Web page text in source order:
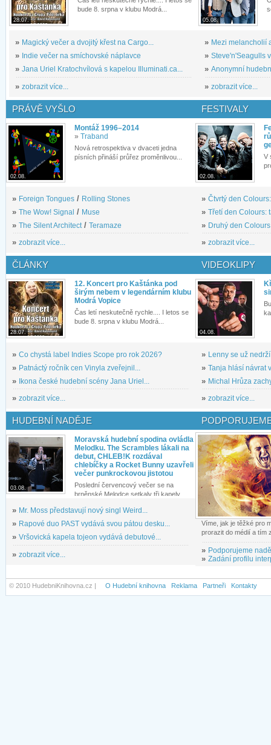
28.07.
bude 8. srpna v klubu Modrá...
» Magický večer a dvojitý křest na Cargo...
» Indie večer na smíchovské náplavce
» Jana Uriel Kratochvílová s kapelou Illuminati.ca...
» zobrazit více...
05.08.
» Mezi melancholií
» Steve'n'Seagulls
» Anonymní
» zobrazit více...
PRÁVĚ VYŠLO
02.08.
Montáž 1996–2014
» Traband
Nová retrospektiva v dvaceti jedna
písních přináší průřez proměnlivou...
» Foreign Tongues / Rolling Stones
» The Wow! Signal / Muse
» The Silent Architect / Teramaze
» zobrazit více...
FESTIVALY
02.08.
V
» Čtvrtý den
» Třetí den Colours:
» Druhý den
» zobrazit více...
ČLÁNKY
28.07.
12. Koncert pro Kaštánka pod
širým nebem v legendárním klubu
Modrá Vopice
Čas letí neskutečně rychle.... I letos se
bude 8. srpna v klubu Modrá...
» Co chystá label Indies Scope pro rok 2026?
» Patnáctý ročník cen Vinyla zveřejnil...
»
Ikona české hudební scény Jana Uriel...
» zobrazit více...
VIDEOKLIPY
04.08.
» Lenny se už
» Tanja hlásí návrat
» Michal Hrůza
» zobrazit více...
HUDEBNÍ NADĚJE
03.08.
Moravská hudební spodina ovládla
Melodku. The Scrambles lákali na
debut, CHLEB!K rozdával
chlebíčky a Rocket Bunny uzavřeli
večer punkrockovou jistotou
Poslední červencový večer se na
brněnské Melodce setkaly tři kapely...
» Mr. Moss představují nový singl Weird...
» Rapové duo PAST vydává svou pátou desku...
» Vršovická kapela tojeon vydává debutové...
» zobrazit více...
Víme, jak je těžké pro
prorazit do médií a tím
» Podporujeme
» Zadání profilu
© 2010 HudebniKnihovna.cz | O Hudební knihovna Reklama Partneři Kontakty